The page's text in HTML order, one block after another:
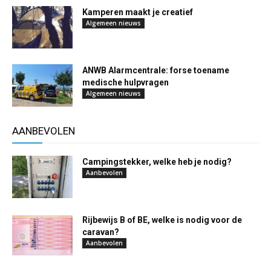
Kamperen maakt je creatief
Algemeen nieuws
ANWB Alarmcentrale: forse toename
medische hulpvragen
Algemeen nieuws
AANBEVOLEN
Campingstekker, welke heb je nodig?
Aanbevolen
Rijbewijs B of BE, welke is nodig voor de
caravan?
Aanbevolen